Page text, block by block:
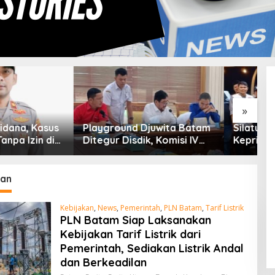
»
Djuwita Batam
Komisi IV
Silaturahmi Pengurus PRI
Kepri Bahas Persiapan HUT
Ke-1 dan Penguatan
Kebijakan, News, Pemerintah, PLN Batam, Tarif Listrik
PLN Batam Siap Laksanakan
Kebijakan Tarif Listrik dari
Pemerintah, Sediakan Listrik Andal
dan Berkeadilan